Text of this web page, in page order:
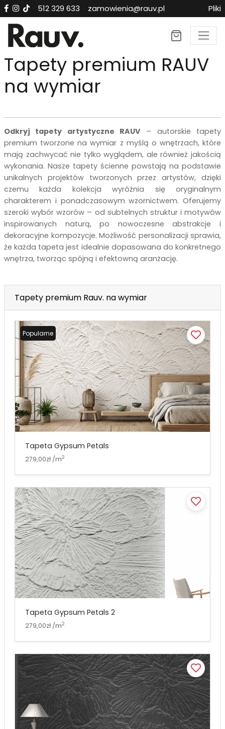
512 329 633 zamowienia@rauv.pl Pliki
Tapety premium RAUV
na wymiar
Odkryj tapety artystyczne RAUV – autorskie tapety
premium tworzone na wymiar z myślą o wnętrzach, które
mają zachwycać nie tylko wyglądem, ale również jakością
wykonania. Nasze tapety ścienne powstają na podstawie
unikalnych projektów tworzonych przez artystów, dzięki
czemu każda kolekcja wyróżnia się oryginalnym
charakterem i ponadczasowym wzornictwem. Oferujemy
szeroki wybór wzorów – od subtelnych struktur i motywów
inspirowanych naturą, po nowoczesne abstrakcje i
dekoracyjne kompozycje. Możliwość personalizacji sprawia,
że każda tapeta jest idealnie dopasowana do konkretnego
wnętrza, tworząc spójną i efektowną aranżację.
Tapety premium Rauv. na wymiar
Popularne
Tapeta Gypsum Petals
279,00zł /m2
Tapeta Gypsum Petals 2
279,00zł /m2